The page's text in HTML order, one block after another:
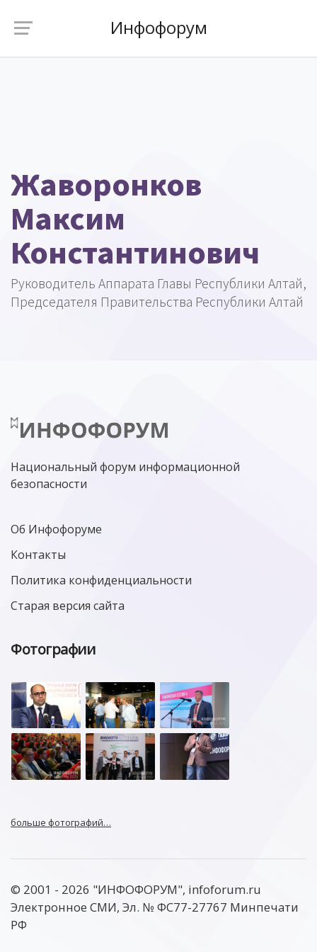
Инфофорум
Жаворонков
Максим
Константинович
Руководитель Аппарата Главы Республики Алтай,
Председателя Правительства Республики Алтай
Национальный форум информационной
безопасности
Об Инфофоруме
Контакты
Политика конфиденциальности
Старая версия сайта
Фотографии
больше фотографий…
© 2001 - 2026 "ИНФОФОРУМ", infoforum.ru
Электронное СМИ, Эл. № ФС77-27767 Минпечати
РФ